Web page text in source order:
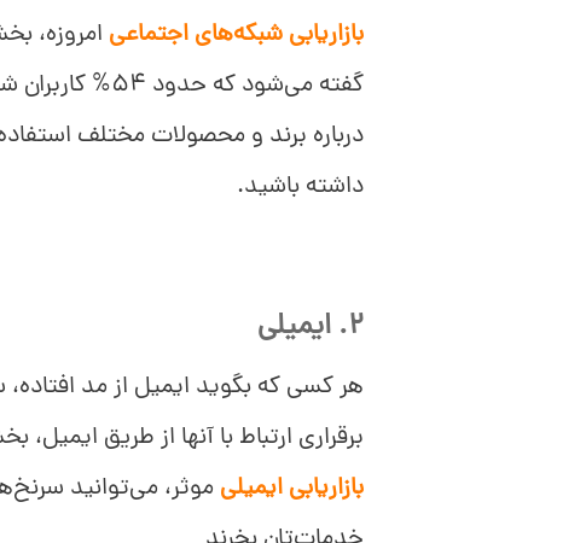
بازاریابی شبکه‌های اجتماعی امروزه،
گفته می‌شود که
درباره برند و محصولات مختلف
داشته باشید.
2. ایمیلی
هر کسی که بگوید ایمیل از مد
برقراری ارتباط با آنها از طریق
بازاریابی ایمیلی موثر، می‌توانید